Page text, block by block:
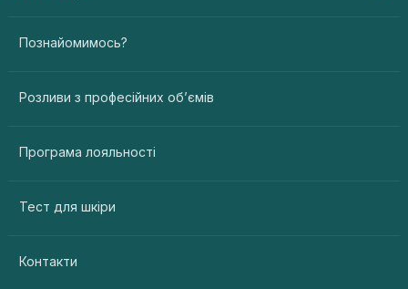
Познайомимось?
Розливи з професійних об’ємів
Програма лояльності
Тест для шкіри
Контакти